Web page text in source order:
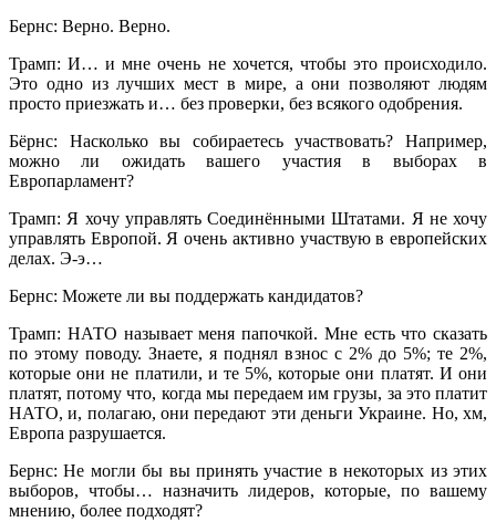
Бернс: Верно. Верно.
Трамп: И… и мне очень не хочется, чтобы это происходило.
Это одно из лучших мест в мире, а они позволяют людям
просто приезжать и… без проверки, без всякого одобрения.
Бёрнс: Насколько вы собираетесь участвовать? Например,
можно ли ожидать вашего участия в выборах в
Европарламент?
Трамп: Я хочу управлять Соединёнными Штатами. Я не хочу
управлять Европой. Я очень активно участвую в европейских
делах. Э-э…
Бернс: Можете ли вы поддержать кандидатов?
Трамп: НАТО называет меня папочкой. Мне есть что сказать
по этому поводу. Знаете, я поднял взнос с 2% до 5%; те 2%,
которые они не платили, и те 5%, которые они платят. И они
платят, потому что, когда мы передаем им грузы, за это платит
НАТО, и, полагаю, они передают эти деньги Украине. Но, хм,
Европа разрушается.
Бернс: Не могли бы вы принять участие в некоторых из этих
выборов, чтобы… назначить лидеров, которые, по вашему
мнению, более подходят?